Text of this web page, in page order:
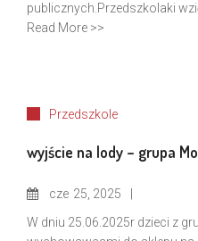
publicznych.Przedszkolaki
Read More >>
Przedszkole
wyjście na lody – grupa
cze 25, 2025
W dniu 25.06.2025r dzieci z